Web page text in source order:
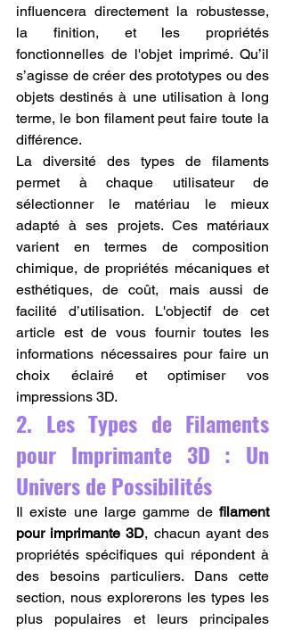
influencera directement la robustesse,
la finition, et les propriétés
fonctionnelles de l'objet imprimé. Qu’il
s’agisse de créer des prototypes ou des
objets destinés à une utilisation à long
terme, le bon filament peut faire toute la
différence.
La diversité des types de filaments
permet à chaque utilisateur de
sélectionner le matériau le mieux
adapté à ses projets. Ces matériaux
varient en termes de composition
chimique, de propriétés mécaniques et
esthétiques, de coût, mais aussi de
facilité d’utilisation. L'objectif de cet
article est de vous fournir toutes les
informations nécessaires pour faire un
choix éclairé et optimiser vos
impressions 3D.
2. Les Types de Filaments
pour Imprimante 3D : Un
Univers de Possibilités
Il existe une large gamme de filament
pour imprimante 3D, chacun ayant des
propriétés spécifiques qui répondent à
des besoins particuliers. Dans cette
section, nous explorerons les types les
plus populaires et leurs principales